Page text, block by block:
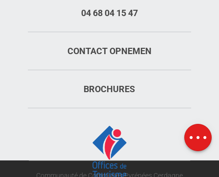
Kaart
04 68 04 15 47
CONTACT OPNEMEN
BROCHURES